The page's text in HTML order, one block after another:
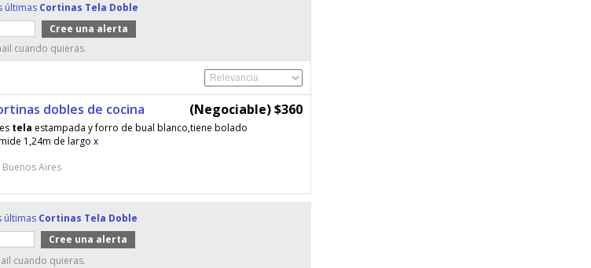
últimas Cortinas Tela Doble
cuando quieras.
dobles de cocina (Negociable) $360
es tela estampada y forro de bual blanco,tiene bolado
1,24m de largo x
Aires
últimas Cortinas Tela Doble
cuando quieras.